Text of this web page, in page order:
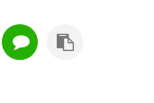
問いに対
」でし